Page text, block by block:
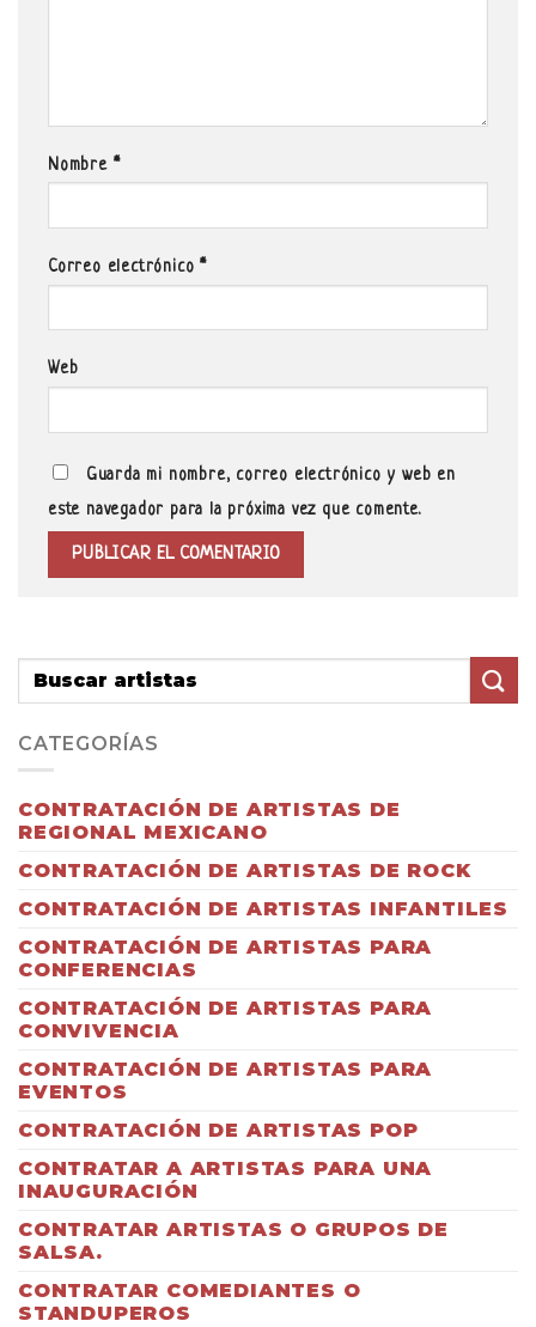
Nombre *
Correo electrónico*
Web
Guarda mi nombre, correo electrónico y web en
este navegador para la próxima vez que comente.
CATEGORÍAS
CONTRATACIÓN DE ARTISTAS DE
REGIONAL MEXICANO
CONTRATACIÓN DE ARTISTAS DE ROCK
CONTRATACIÓN DE ARTISTAS INFANTILES
CONTRATACIÓN DE ARTISTAS PARA
CONFERENCIAS
CONTRATACIÓN DE ARTISTAS PARA
CONVIVENCIA
CONTRATACIÓN DE ARTISTAS PARA
EVENTOS
CONTRATACIÓN DE ARTISTAS POP
CONTRATAR A ARTISTAS PARA UNA
INAUGURACIÓN
CONTRATAR ARTISTAS O GRUPOS DE
SALSA.
CONTRATAR COMEDIANTES O
STANDUPEROS